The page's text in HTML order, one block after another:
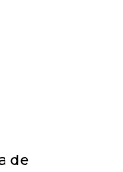
de